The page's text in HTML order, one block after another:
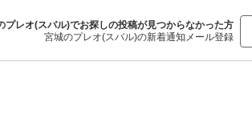
プレオ(スバル)でお探しの投稿が見つからなかった方
宮城のプレオ(スバル)の新着通知メール登録